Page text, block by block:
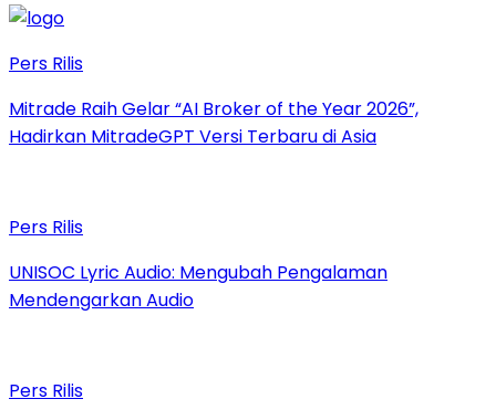
Pers Rilis
Mitrade Raih Gelar “AI Broker of the Year 2026”,
Hadirkan MitradeGPT Versi Terbaru di Asia
Pers Rilis
UNISOC Lyric Audio: Mengubah Pengalaman
Mendengarkan Audio
Pers Rilis